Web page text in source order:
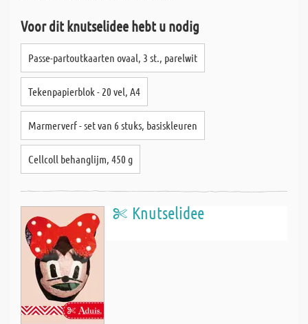
Voor dit knutselidee hebt u nodig
Passe-partoutkaarten ovaal, 3 st., parelwit
Tekenpapierblok - 20 vel, A4
Marmerverf - set van 6 stuks, basiskleuren
Cellcoll behanglijm, 450 g
Knutselidee